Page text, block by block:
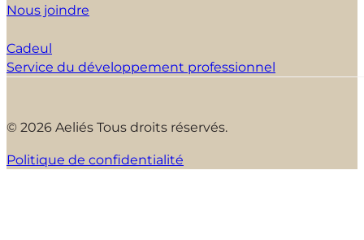
Nous joindre
Cadeul
Service du développement professionnel
© 2026 Aeliés Tous droits réservés.
Politique de confidentialité